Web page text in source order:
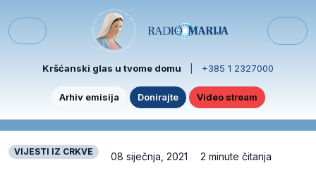
Menu
Kršćanski glas u tvome domu +385 1 2327000
Arhiv emisija Donirajte Video stream
VIJESTI IZ CRKVE 08 siječnja, 2021 2 minute čitanja